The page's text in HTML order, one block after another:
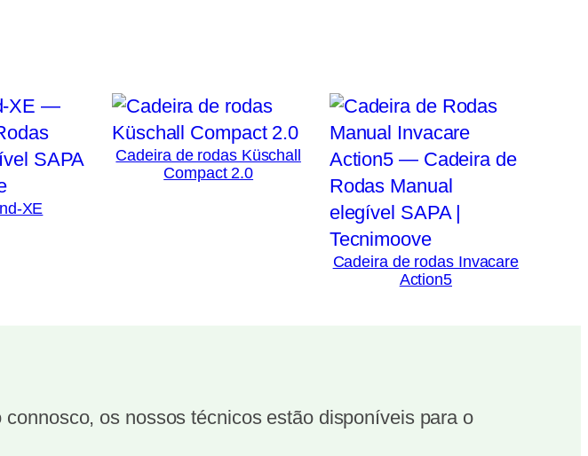
XE
Cadeira de rodas Küschall
Compact 2.0
Cadeira de rodas Invacare
Action5
os nossos técnicos estão disponíveis para o